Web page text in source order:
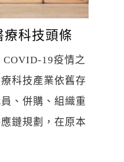
療科技頭條
19疫情之
科技產業依舊存
、併購、組織重
鏈規劃，在原本